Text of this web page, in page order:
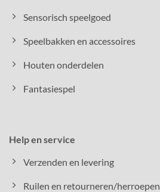
Sensorisch speelgoed
Speelbakken en accessoires
Houten onderdelen
Fantasiespel
Help en service
Verzenden en levering
Ruilen en retourneren/herroepen